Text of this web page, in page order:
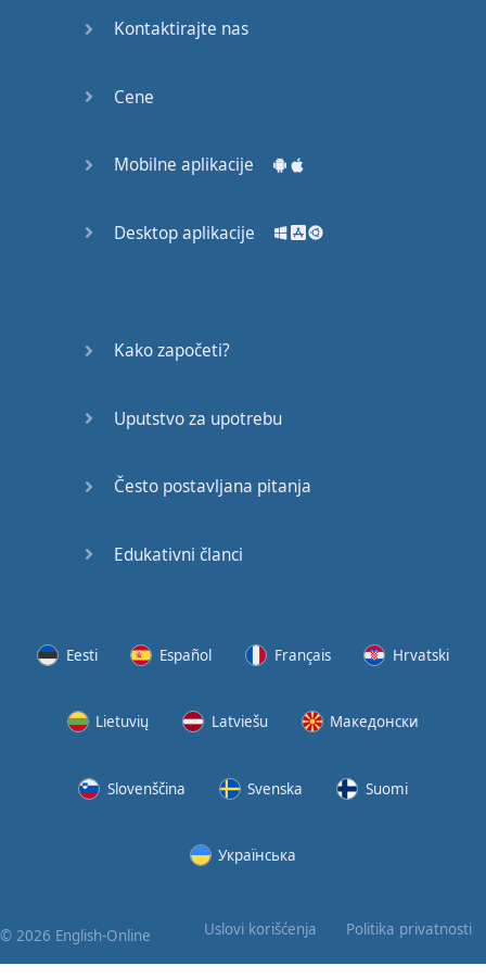
Kontaktirajte nas
Cene
Mobilne aplikacije
Desktop aplikacije
Kako započeti?
Uputstvo za upotrebu
Često postavljana pitanja
Edukativni članci
Eesti Español Français Hrvatski
Lietuvių Latviešu Македонски
Slovenščina Svenska Suomi
Українська
© 2026 English-Online Uslovi korišćenja Politika privatnosti